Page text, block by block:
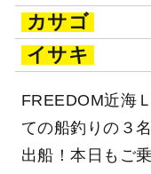
カサゴ
イサキ
FREEDOM近海
ての船釣りの３
出船！本日もご